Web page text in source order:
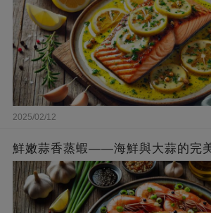
2025/02/12
鮮嫩蒜香蒸蝦——海鮮與大蒜的完